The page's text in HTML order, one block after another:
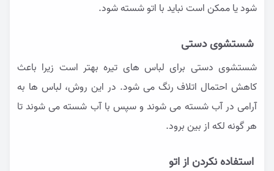
شود یا ممکن است نباید با اتو شسته شود.
شستشوی دستی
شستشوی دستی برای لباس های تیره بهتر است زیرا باعث
کاهش احتمال اتلاف رنگ می شود. در این روش، لباس ها به
آرامی در آب شسته می شوند و سپس با آب شسته می شوند تا
هر گونه لکه از بین برود.
استفاده نکردن از اتو